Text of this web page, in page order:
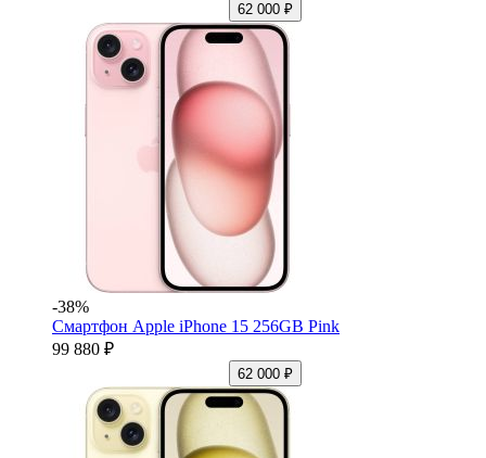
62 000 ₽
-38%
Смартфон Apple iPhone 15 256GB Pink
99 880 ₽
62 000 ₽